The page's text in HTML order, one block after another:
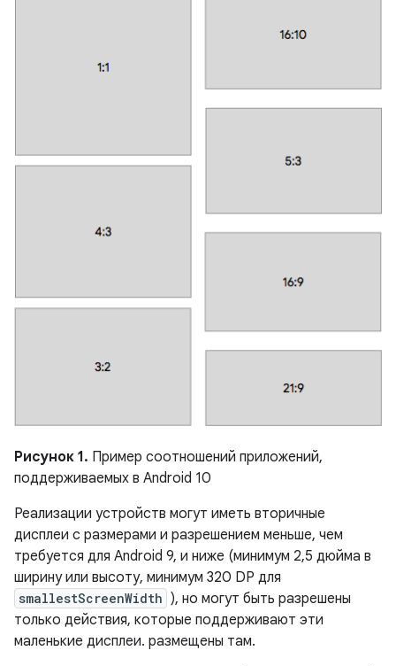
Рисунок 1. Пример соотношений приложений,
поддерживаемых в Android 10
Реализации устройств могут иметь вторичные
дисплеи с размерами и разрешением меньше, чем
требуется для Android 9, и ниже (минимум 2,5 дюйма в
ширину или высоту, минимум 320 DP для
smallestScreenWidth ), но могут быть разрешены
только действия, которые поддерживают эти
маленькие дисплеи. размещены там.